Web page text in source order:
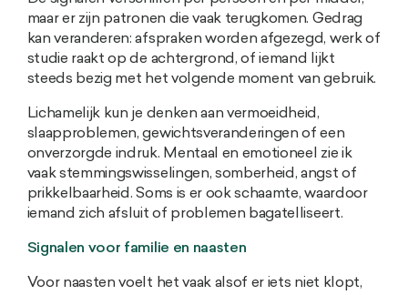
maar er zijn patronen die vaak terugkomen. Gedrag
kan veranderen: afspraken worden afgezegd, werk of
studie raakt op de achtergrond, of iemand lijkt
steeds bezig met het volgende moment van gebruik.
Lichamelijk kun je denken aan vermoeidheid,
slaapproblemen, gewichtsveranderingen of een
onverzorgde indruk. Mentaal en emotioneel zie ik
vaak stemmingswisselingen, somberheid, angst of
prikkelbaarheid. Soms is er ook schaamte, waardoor
iemand zich afsluit of problemen bagatelliseert.
Signalen voor familie en naasten
Voor naasten voelt het vaak alsof er iets niet klopt,